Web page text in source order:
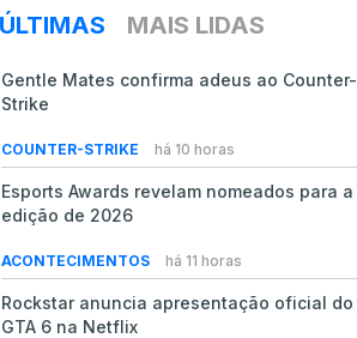
ÚLTIMAS MAIS LIDAS
Gentle Mates confirma adeus ao Counter-
Strike
COUNTER-STRIKE há 10 horas
Esports Awards revelam nomeados para a
edição de 2026
ACONTECIMENTOS há 11 horas
Rockstar anuncia apresentação oficial do
GTA 6 na Netflix